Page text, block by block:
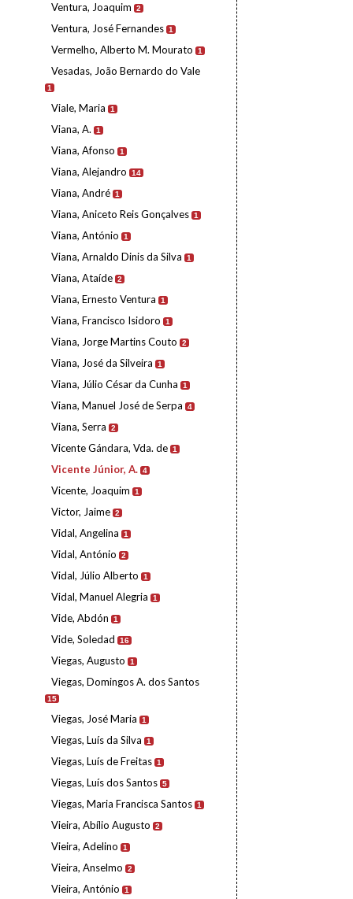
Ventura, Joaquim 2
Ventura, José Fernandes 1
Vermelho, Alberto M. Mourato 1
Vesadas, João Bernardo do Vale
1
Viale, Maria 1
Viana, A. 1
Viana, Afonso 1
Viana, Alejandro 14
Viana, André 1
Viana, Aniceto Reis Gonçalves 1
Viana, António 1
Viana, Arnaldo Dinis da Silva 1
Viana, Ataíde 2
Viana, Ernesto Ventura 1
Viana, Francisco Isidoro 1
Viana, Jorge Martins Couto 2
Viana, José da Silveira 1
Viana, Júlio César da Cunha 1
Viana, Manuel José de Serpa 4
Viana, Serra 2
Vicente Gándara, Vda. de 1
Vicente Júnior, A. 4
Vicente, Joaquim 1
Victor, Jaime 2
Vidal, Angelina 1
Vidal, António 2
Vidal, Júlio Alberto 1
Vidal, Manuel Alegria 1
Vide, Abdón 1
Vide, Soledad 16
Viegas, Augusto 1
Viegas, Domingos A. dos Santos
15
Viegas, José Maria 1
Viegas, Luís da Silva 1
Viegas, Luís de Freitas 1
Viegas, Luís dos Santos 5
Viegas, Maria Francisca Santos 1
Vieira, Abílio Augusto 2
Vieira, Adelino 1
Vieira, Anselmo 2
Vieira, António 1